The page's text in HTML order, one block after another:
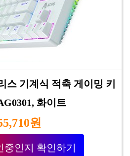
스 기계식 적축 게이밍 키
화이트
원
중인지 확인하기